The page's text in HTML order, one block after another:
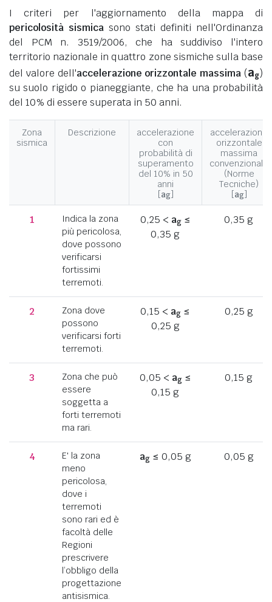
I criteri per l'aggiornamento della mappa di
pericolosità sismica sono stati definiti nell'Ordinanza
del PCM n. 3519/2006, che ha suddiviso l'intero
territorio nazionale in quattro zone sismiche sulla base
del valore dell'accelerazione orizzontale massima (ag)
su suolo rigido o pianeggiante, che ha una probabilità
del 10% di essere superata in 50 anni.
Zona
sismica
Descrizione
accelerazione
con
probabilità di
superamento
del 10% in 50
anni
[ag]
accelerazione
orizzontale
massima
convenzionale
(Norme
Tecniche)
[ag]
1
Indica la zona
più pericolosa,
dove possono
verificarsi
fortissimi
terremoti.
0,25 < ag≤
0,35 g
0,35 g
2
Zona dove
possono
verificarsi forti
terremoti.
0,15 < ag ≤
0,25 g
0,25 g
3
Zona che può
essere
soggetta a
forti terremoti
ma rari.
0,05 < ag≤
0,15 g
0,15 g
4
E' la zona
meno
pericolosa,
dove i
terremoti
sono rari ed è
facoltà delle
Regioni
prescrivere
l’obbligo della
progettazione
antisismica.
ag≤ 0,05 g 0,05 g